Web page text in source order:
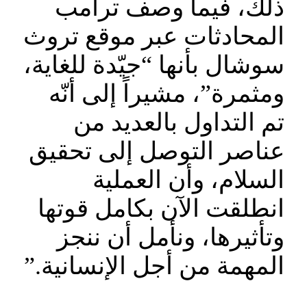
ذلك، فيما وصف ترامب
المحادثات عبر موقع تروث
سوشال بأنها “جيّدة للغاية،
ومثمرة”، مشيراً إلى أنّه
تم التداول بالعديد من
عناصر التوصل إلى تحقيق
السلام، وأن العملية
انطلقت الآن بكامل قوتها
وتأثيرها، ونأمل أن ننجز
المهمة من أجل الإنسانية.”